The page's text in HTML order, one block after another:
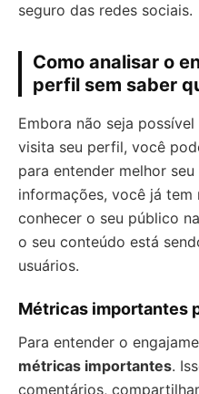
seguro das redes sociais.
Como analisar o
perfil sem saber
Embora não seja
visita seu perfil, você
para entender melhor
informações, você já
conhecer o seu público
o seu conteúdo está
usuários.
Métricas importantes
Para entender o
métricas importantes.
comentários,